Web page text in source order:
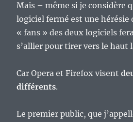
Mais – même si je considère
logiciel fermé est une hérésie
« fans » des deux logiciels
s’allier pour tirer vers le haut
Car Opera et Firefox visent
différents.
Le premier public, que